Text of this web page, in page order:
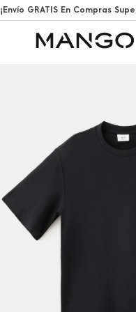
¡Envío GRATIS En Compras